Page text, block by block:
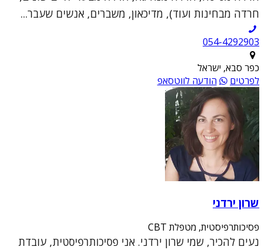
חרדה מבחינות ועוד), מדיכאון, משברים, אנשים שעבר...
054-4292903
כפר סבא, ישראל
לפרטים
הודעה לווטסאפ
שרון ירדני
פסיכותרפיסטית, מטפלת CBT
נעים להכיר, שמי שרון ירדני. אני פסיכותרפיסטית, עובדת